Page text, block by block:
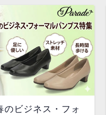
のビジネス・フォ